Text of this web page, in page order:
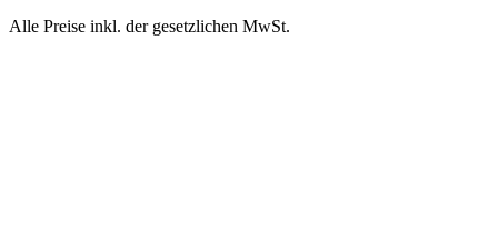
Alle Preise inkl. der gesetzlichen MwSt.